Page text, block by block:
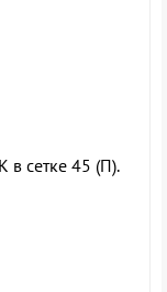
в сетке 45 (П).